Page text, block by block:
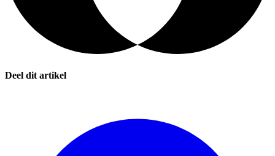
Deel dit artikel